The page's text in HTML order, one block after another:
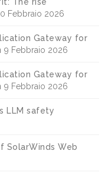
Febbraio 2026
Gateway for
9 Febbraio 2026
Gateway for
9 Febbraio 2026
LLM safety
SolarWinds Web